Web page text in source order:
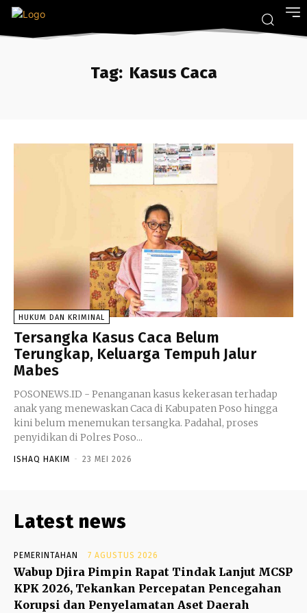
Tag: Kasus Caca
HUKUM DAN KRIMINAL
Tersangka Kasus Caca Belum
Terungkap, Keluarga Tempuh Jalur
Mabes
POSONEWS.ID - Penanganan kasus kekerasan terhadap
anak yang menewaskan Caca di Kabupaten Poso hingga
kini belum menemukan tersangka. Padahal, proses
penyidikan di Polres Poso...
ISHAQ HAKIM - 23 MEI 2026
Latest news
PEMERINTAHAN 7 AGUSTUS 2026
Wabup Djira Pimpin Rapat Tindak Lanjut MCSP
KPK 2026, Tekankan Percepatan Pencegahan
Korupsi dan Penyelamatan Aset Daerah